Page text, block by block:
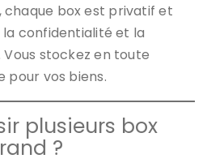
chaque box est privatif et
confidentialité et la
stockez en toute
pour vos biens.
plusieurs box
?